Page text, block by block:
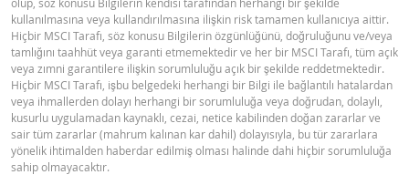
kullanılmasına veya kullandırılmasına ilişkin risk tamamen kullanıcıya aittir.
Hiçbir MSCI Tarafı, söz konusu Bilgilerin özgünlüğünü, doğruluğunu ve/veya
tamlığını taahhüt veya garanti etmemektedir ve her bir MSCI Tarafı, tüm açık
veya zımni garantilere ilişkin sorumluluğu açık bir şekilde reddetmektedir.
Hiçbir MSCI Tarafı, işbu belgedeki herhangi bir Bilgi ile bağlantılı hatalardan
veya ihmallerden dolayı herhangi bir sorumluluğa veya doğrudan, dolaylı,
kusurlu uygulamadan kaynaklı, cezai, netice kabilinden doğan zararlar ve
sair tüm zararlar (mahrum kalınan kar dahil) dolayısıyla, bu tür zararlara
yönelik ihtimalden haberdar edilmiş olması halinde dahi hiçbir sorumluluğa
sahip olmayacaktır.